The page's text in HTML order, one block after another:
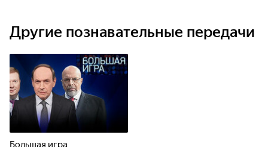
Другие познавательные передачи
Большая игра